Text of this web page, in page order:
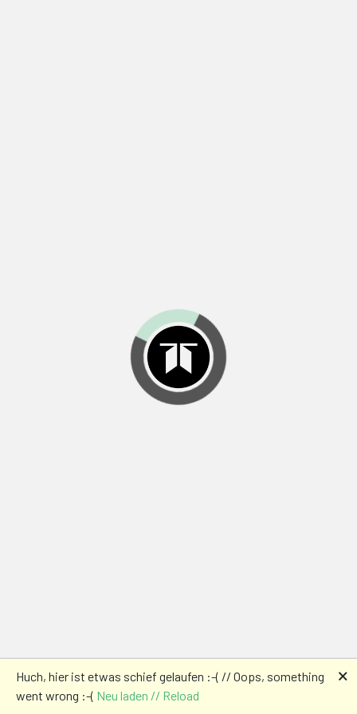
Huch, hier ist etwas schief gelaufen :-( // Oops, something
went wrong :-( Neu laden // Reload
🗙